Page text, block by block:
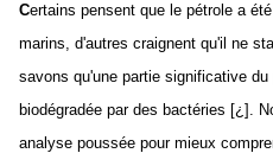
Certains pensent que le pétrole a
marins, d'autres craignent qu'il ne
savons qu'une partie significative
biodégradée par des bactéries [¿].
analyse poussée pour mieux